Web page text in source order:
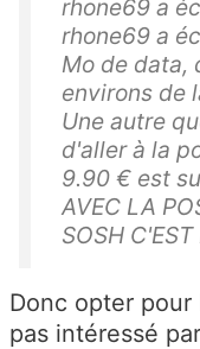
rhone69 a
rhone69 a
Mo de data,
environs de
Une autre
d'aller à la
9.90 € est
AVEC LA
SOSH C'EST
Donc opter pour
pas intéressé